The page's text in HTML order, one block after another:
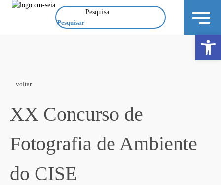
Pesquisa
voltar
XX Concurso de
Fotografia de Ambiente
do CISE